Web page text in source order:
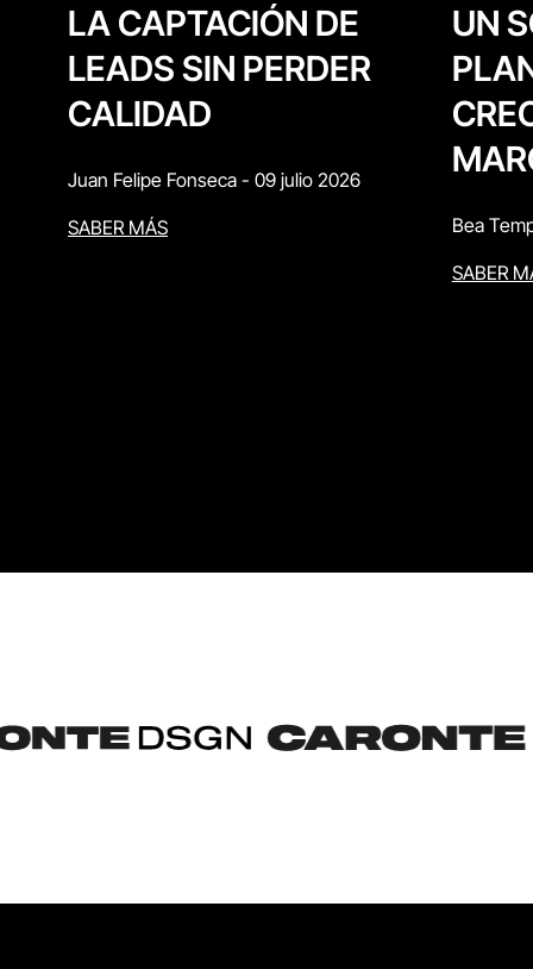
LA CAPTACIÓN DE
LEADS SIN PERDER
CALIDAD
Juan Felipe Fonseca - 09 julio 2026
SABER MÁS
UN
Bea
SABER